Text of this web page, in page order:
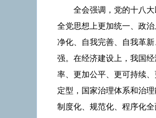
全会强调，党的十八
全党思想上更加统一、政
净化、自我完善、自我革
强。在经济建设上，我国
率、更加公平、更可持续
定型，国家治理体系和治
制度化、规范化、程序化